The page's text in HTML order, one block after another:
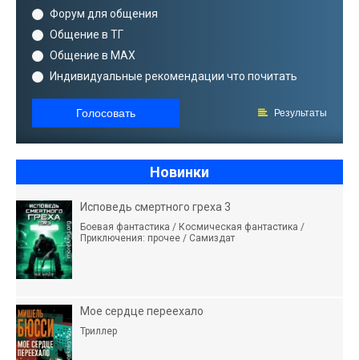
Форум для общения
Общение в ТГ
Общение в MAX
Индивидуальные рекомендации что почитать
Голосовать Результаты
Новинки
Исповедь смертного греха 3
Боевая фантастика / Космическая фантастика /
Приключения: прочее / Самиздат
Мое сердце переехало
Триллер